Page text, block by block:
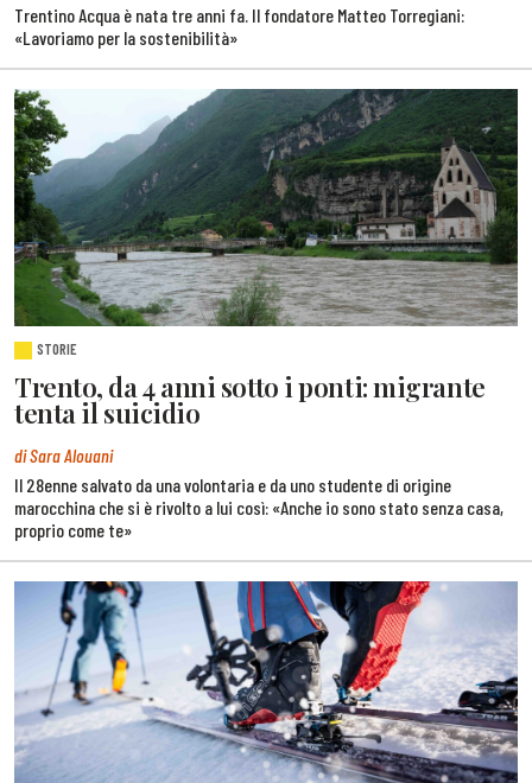
Trentino Acqua è nata tre anni fa. Il fondatore Matteo Torregiani:
«Lavoriamo per la sostenibilità»
STORIE
Trento, da 4 anni sotto i ponti: migrante
tenta il suicidio
di Sara Alouani
Il 28enne salvato da una volontaria e da uno studente di origine
marocchina che si è rivolto a lui così: «Anche io sono stato senza casa,
proprio come te»